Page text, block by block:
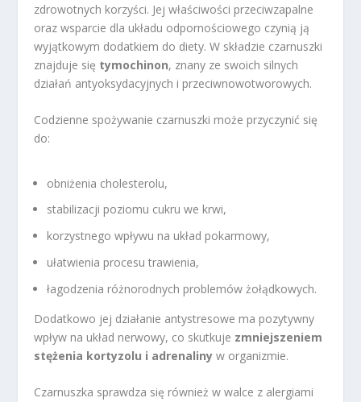
zdrowotnych korzyści. Jej właściwości przeciwzapalne
oraz wsparcie dla układu odpornościowego czynią ją
wyjątkowym dodatkiem do diety. W składzie czarnuszki
znajduje się tymochinon, znany ze swoich silnych
działań antyoksydacyjnych i przeciwnowotworowych.
Codzienne spożywanie czarnuszki może przyczynić się
do:
obniżenia cholesterolu,
stabilizacji poziomu cukru we krwi,
korzystnego wpływu na układ pokarmowy,
ułatwienia procesu trawienia,
łagodzenia różnorodnych problemów żołądkowych.
Dodatkowo jej działanie antystresowe ma pozytywny
wpływ na układ nerwowy, co skutkuje zmniejszeniem
stężenia kortyzolu i adrenaliny w organizmie.
Czarnuszka sprawdza się również w walce z alergiami